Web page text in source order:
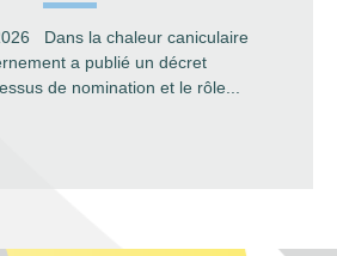
Dans la chaleur caniculaire
a publié un décret
de nomination et le rôle...